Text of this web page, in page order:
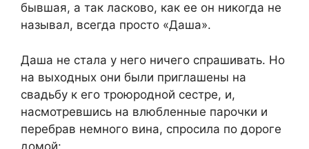
бывшая, а так ласково, как ее он никогда не
называл, всегда просто «Даша».
Даша не стала у него ничего спрашивать. Но
на выходных они были приглашены на
свадьбу к его троюродной сестре, и,
насмотревшись на влюбленные парочки и
перебрав немного вина, спросила по дороге
домой: